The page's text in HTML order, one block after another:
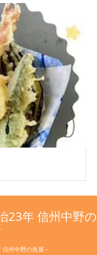
23年 信州中野の
州中野の魚屋－